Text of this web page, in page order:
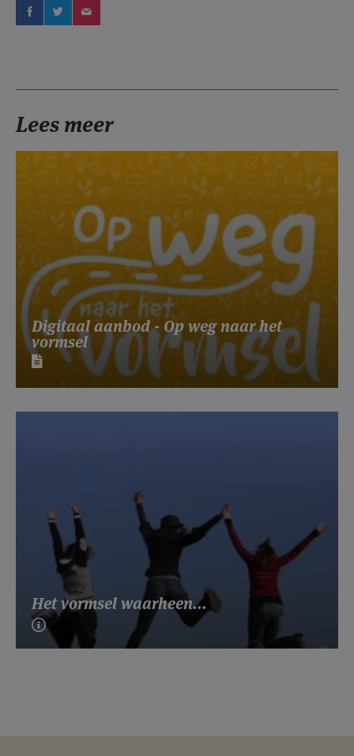
Lees meer
Digitaal aanbod - Op weg naar het
vormsel
Het vormsel waarheen...